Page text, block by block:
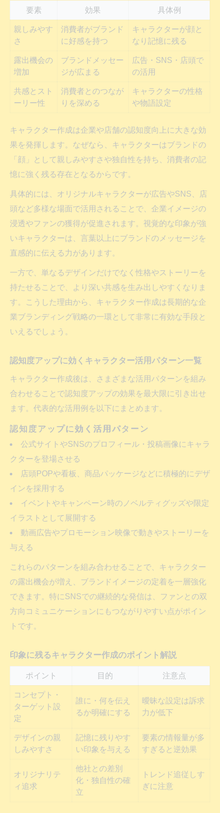
モチーフ決めから始めるキャラクター作成
オリジナルキャラクター作成のコツを伝授
キャラクター作成で個性を引き出すヒント
失敗しないキャラクター作成のステップ解
無料で使えるキャラクター作成アプリ比較
アプリ活用でキャラクター作成を効率化す
オリジナルキャラクター作成アプリの魅力
とは
魅力を引き出すキャラクターの考え方とは
キャラクター作成で大切な魅力の見つけ方
魅力的なキャラクター作成のための発想術
キャラクターデザイン考え方の基本を解説
キャラクター作成時に意識したい要素一覧
プロに依頼するキャラクター作成の真価
キャラクター作成をプロに任せる利点まと
め
プロ依頼で叶うキャラクター作成の魅力
キャラクター作成依頼時の注意点を解説
プロによるキャラクター作成の流れを知る
無料で手軽に試せるキャラアイデアメーカー
キャラアイデアメーカー無料サービス比較
オリジナルキャラクター作成サイトの選び
無料ツールでキャラクター作成を楽しむ方
要素 効果 具体例
親しみやす
さ
消費者がブランド
に好感を持つ
キャラクターが顔と
なり記憶に残る
露出機会の
増加
ブランドメッセー
ジが広まる
広告・SNS・店頭で
の活用
共感とスト
ーリー性
消費者とのつなが
りを深める
キャラクターの性格
や物語設定
キャラクター作成は企業や店舗の認知度向上に大きな効
果を発揮します。なぜなら、キャラクターはブランドの
「顔」として親しみやすさや独自性を持ち、消費者の記
憶に強く残る存在となるからです。
具体的には、オリジナルキャラクターが広告やSNS、店
頭など多様な場面で活用されることで、企業イメージの
浸透やファンの獲得が促進されます。視覚的な印象が強
いキャラクターは、言葉以上にブランドのメッセージを
直感的に伝える力があります。
一方で、単なるデザインだけでなく性格やストーリーを
持たせることで、より深い共感を生み出しやすくなりま
す。こうした理由から、キャラクター作成は長期的な企
業ブランディング戦略の一環として非常に有効な手段と
いえるでしょう。
認知度アップに効くキャラクター活用パターン一覧
キャラクター作成後は、さまざまな活用パターンを組み
合わせることで認知度アップの効果を最大限に引き出せ
ます。代表的な活用例を以下にまとめます。
認知度アップに効く活用パターン
公式サイトやSNSのプロフィール・投稿画像にキャラ
クターを登場させる
店頭POPや看板、商品パッケージなどに積極的にデザ
インを採用する
イベントやキャンペーン時のノベルティグッズや限定
イラストとして展開する
動画広告やプロモーション映像で動きやストーリーを
与える
これらのパターンを組み合わせることで、キャラクター
の露出機会が増え、ブランドイメージの定着を一層強化
できます。特にSNSでの継続的な発信は、ファンとの双
方向コミュニケーションにもつながりやすい点がポイン
トです。
印象に残るキャラクター作成のポイント解説
ポイント 目的 注意点
コンセプト・
ターゲット設
定
誰に・何を伝え
るか明確にする
曖昧な設定は訴求
力が低下
デザインの親
しみやすさ
記憶に残りやす
い印象を与える
要素の情報量が多
すぎると逆効果
オリジナリテ
ィ追求
他社との差別
化・独自性の確
立
トレンド追従しす
ぎに注意